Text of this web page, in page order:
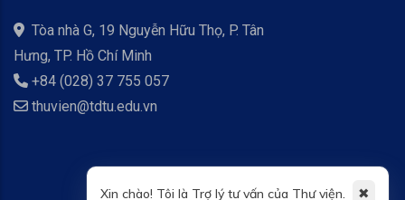
Tòa nhà G, 19 Nguyễn Hữu Thọ, P. Tân
Hưng, TP. Hồ Chí Minh
+84 (028) 37 755 057
thuvien@tdtu.edu.vn
Xin chào! Tôi là Trợ lý tư vấn của Thư viện. ✖